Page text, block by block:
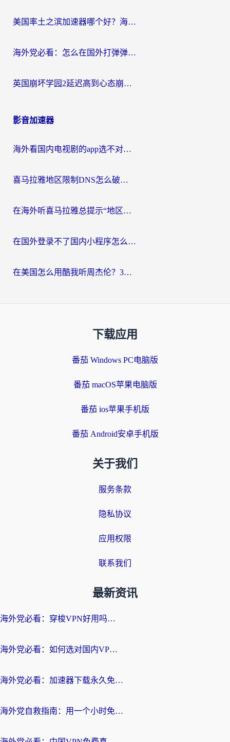
美国率土之滨加速器哪个好？海外党国服游戏畅玩终极指南（附多游戏解决方案）
海外党必看：怎么在国外打弹弹堂不卡？番茄加速器亲测指南
英国崩坏学园2延迟高到心态崩？海外党国服游戏加速终极指南
影音加速器
海外看国内电视剧的app选不对？这份回国加速器避坑指南帮你流畅追剧
喜马拉雅地区限制DNS怎么破？海外党听国内音乐听书的终极解决方案
在海外听喜马拉雅总提示“地区限制”？3步轻松解除+听国内音乐全攻略
在国外登录不了国内小程序怎么办？选对回国加速器，轻松解锁国内资源
在美国怎么用酷我听周杰伦？3步搞定海外听歌难题
下载应用
番茄 Windows PC电脑版
番茄 macOS苹果电脑版
番茄 ios苹果手机版
番茄 Android安卓手机版
关于我们
服务条款
隐私协议
应用权限
联系我们
最新资讯
海外党必看：穿梭VPN好用吗？和云帆VPN对比哪个回国效果更好？附真实测评+避坑指南
海外党必看：如何选对国内VPN，实现无缝访问国内资源？
海外党必看：加速器下载永久免费版真的存在吗？教你无缝访问国内资源的正确姿势
海外党自救指南：用一个小时免费加速器，轻松打破国内资源访问壁垒？